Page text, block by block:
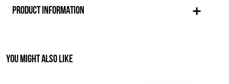
PRODUCT INFORMATION
YOU MIGHT ALSO LIKE